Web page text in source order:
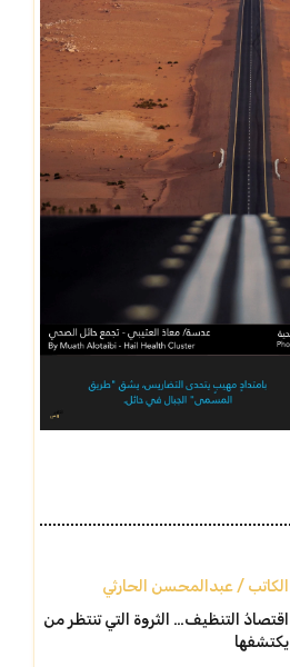
الكاتب / عبدالمحسن الحارثي
اقتصادُ التنظيف… الثروة التي تنتظر من
يكتشفها